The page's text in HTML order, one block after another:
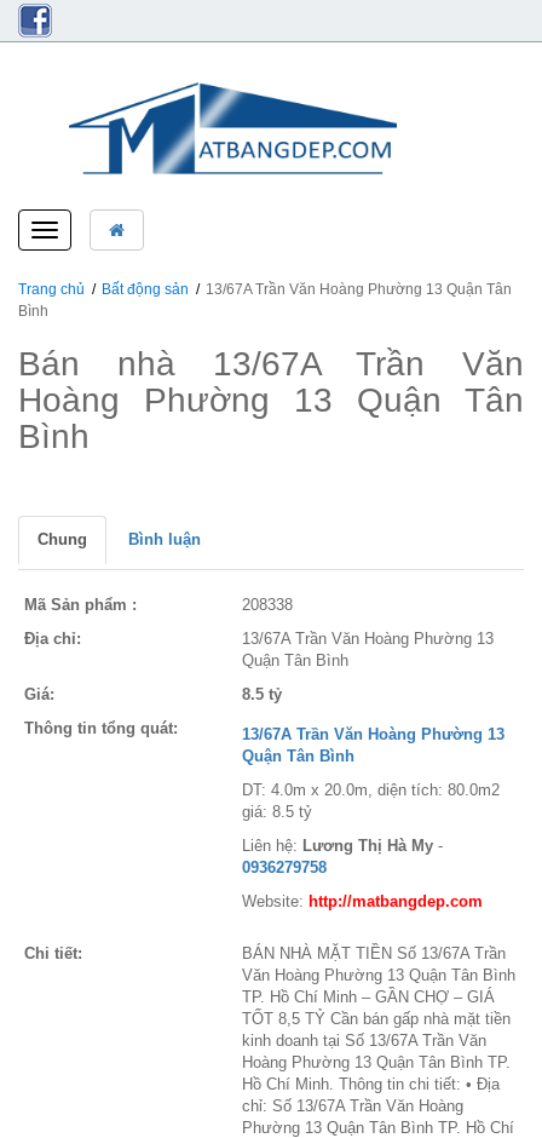
Toggle
navigation
Trang chủ Bất động sản
13/67A Trần Văn Hoàng Phường 13 Quận Tân
Bình
Bán nhà 13/67A Trần Văn
Hoàng Phường 13 Quận Tân
Bình
Chung Bình luận
Mã Sản phẩm :
208338
Địa chỉ:
13/67A Trần Văn Hoàng Phường 13
Quận Tân Bình
Giá:
8.5 tỷ
Thông tin tổng quát:
13/67A Trần Văn Hoàng Phường 13
Quận Tân Bình
DT: 4.0m x 20.0m, diện tích: 80.0m2
giá: 8.5 tỷ
Liên hệ: Lương Thị Hà My -
0936279758
Website: http://matbangdep.com
Chi tiết:
BÁN NHÀ MẶT TIỀN Số 13/67A Trần
Văn Hoàng Phường 13 Quận Tân Bình
TP. Hồ Chí Minh – GẦN CHỢ – GIÁ
TỐT 8,5 TỶ Cần bán gấp nhà mặt tiền
kinh doanh tại Số 13/67A Trần Văn
Hoàng Phường 13 Quận Tân Bình TP.
Hồ Chí Minh. Thông tin chi tiết: • Địa
chỉ: Số 13/67A Trần Văn Hoàng
Phường 13 Quận Tân Bình TP. Hồ Chí